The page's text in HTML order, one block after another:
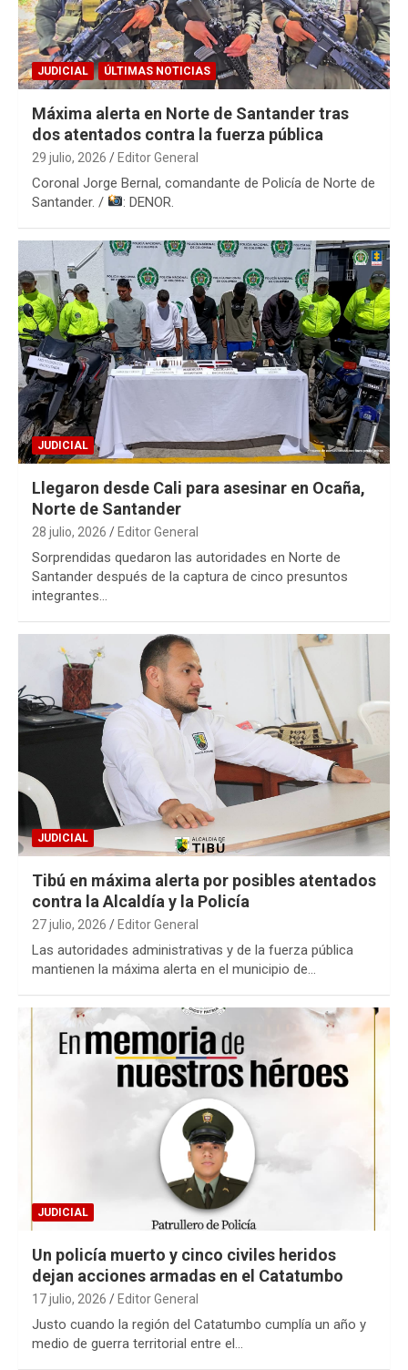
JUDICIAL ÚLTIMAS NOTICIAS
Máxima alerta en Norte de Santander tras
dos atentados contra la fuerza pública
29 julio, 2026 Editor General
Coronal Jorge Bernal, comandante de Policía de Norte de
Santander. /
: DENOR.
JUDICIAL
Llegaron desde Cali para asesinar en Ocaña,
Norte de Santander
28 julio, 2026 Editor General
Sorprendidas quedaron las autoridades en Norte de
Santander después de la captura de cinco presuntos
integrantes…
JUDICIAL
Tibú en máxima alerta por posibles atentados
contra la Alcaldía y la Policía
27 julio, 2026 Editor General
Las autoridades administrativas y de la fuerza pública
mantienen la máxima alerta en el municipio de…
JUDICIAL
Un policía muerto y cinco civiles heridos
dejan acciones armadas en el Catatumbo
17 julio, 2026 Editor General
Justo cuando la región del Catatumbo cumplía un año y
medio de guerra territorial entre el…